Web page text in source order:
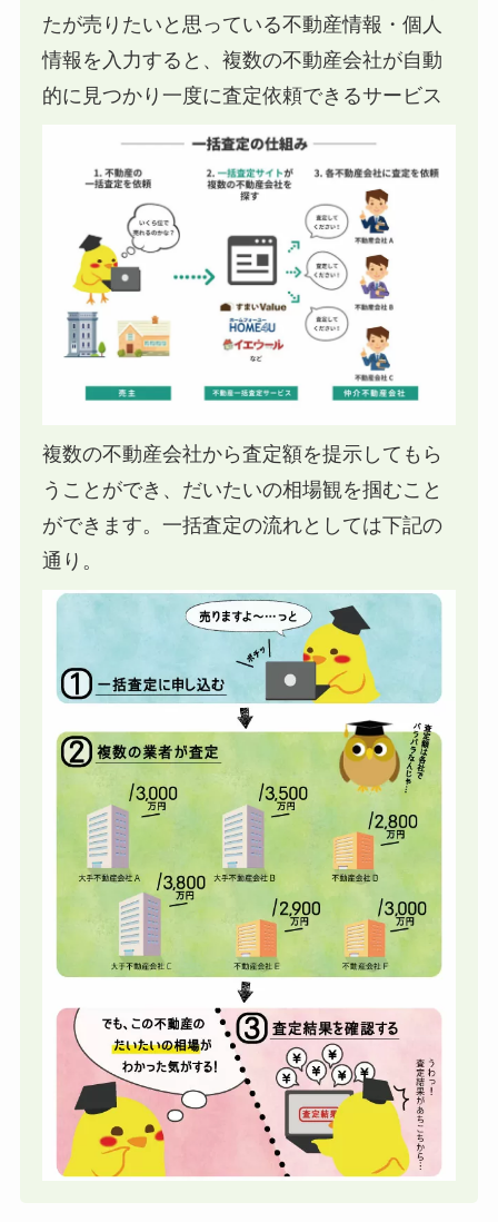
たが売りたいと思っている不動産情報・個人
情報を入力すると、複数の不動産会社が自動
的に見つかり一度に査定依頼できるサービス
複数の不動産会社から査定額を提示してもら
うことができ、だいたいの相場観を掴むこと
ができます。一括査定の流れとしては下記の
通り。